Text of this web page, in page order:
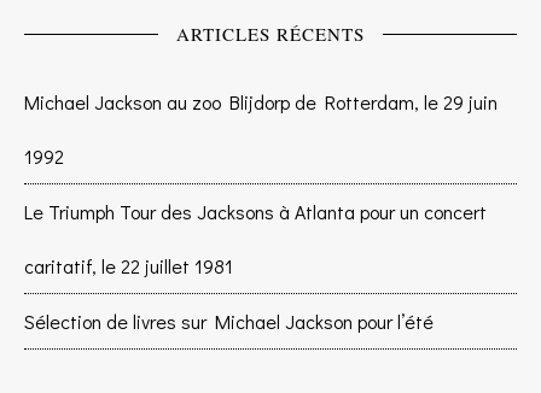
ARTICLES RÉCENTS
Michael Jackson au zoo Blijdorp de Rotterdam, le 29 juin
1992
Le Triumph Tour des Jacksons à Atlanta pour un concert
caritatif, le 22 juillet 1981
Sélection de livres sur Michael Jackson pour l’été